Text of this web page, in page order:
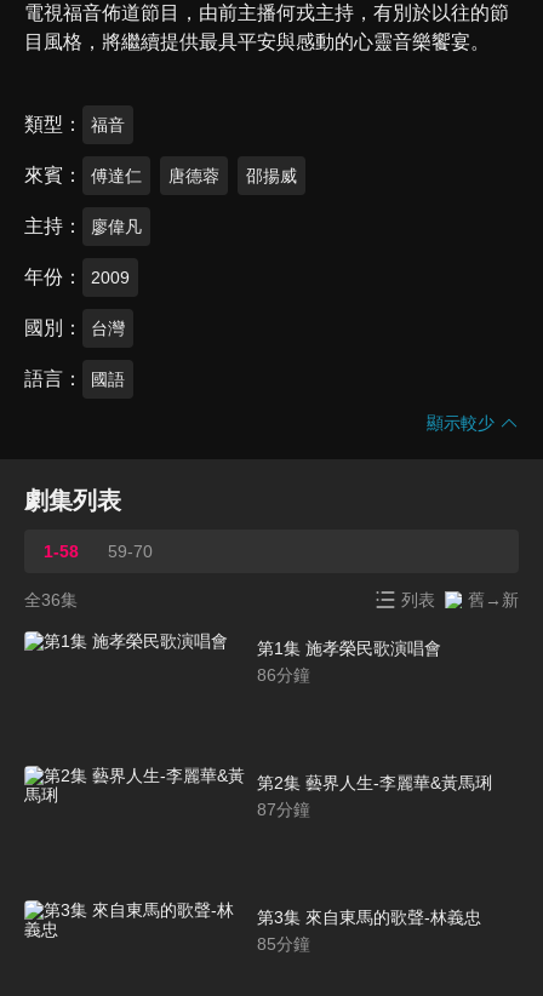
電視福音佈道節目，由前主播何戎主持，有別於以往的節
目風格，將繼續提供最具平安與感動的心靈音樂饗宴。
類型 福音
來賓 傅達仁 唐德蓉 邵揚威
主持 廖偉凡
年份 2009
國別 台灣
語言 國語
顯示較少
劇集列表
1-58 59-70
全36集 列表 舊→新
第1集 施孝榮民歌演唱會
86分鐘
第2集 藝界人生-李麗華&黃馬琍
87分鐘
第3集 來自東馬的歌聲-林義忠
85分鐘